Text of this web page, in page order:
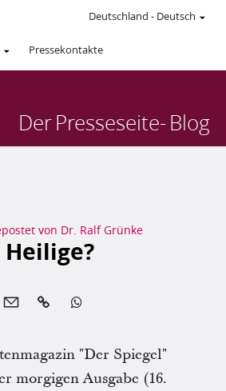
Pressekontakte
Deutschland - Deutsch
DerPresseseite-Blog
von Dr. Ralf Grünke
 
"Der Spiegel"
morgigen Ausgabe (16.